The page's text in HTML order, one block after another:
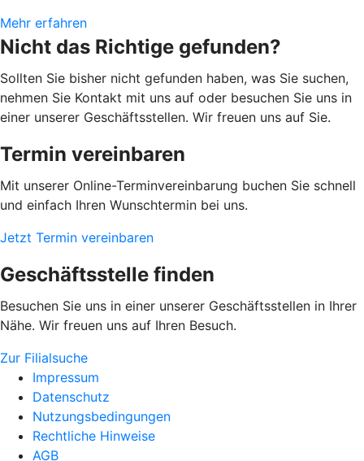
Mehr erfahren
Nicht das Richtige gefunden?
Sollten Sie bisher nicht gefunden haben, was Sie suchen,
nehmen Sie Kontakt mit uns auf oder besuchen Sie uns in
einer unserer Geschäftsstellen. Wir freuen uns auf Sie.
Termin vereinbaren
Mit unserer Online-Terminvereinbarung buchen Sie schnell
und einfach Ihren Wunschtermin bei uns.
Jetzt Termin vereinbaren
Geschäftsstelle finden
Besuchen Sie uns in einer unserer Geschäftsstellen in Ihrer
Nähe. Wir freuen uns auf Ihren Besuch.
Zur Filialsuche
Impressum
Datenschutz
Nutzungsbedingungen
Rechtliche Hinweise
AGB